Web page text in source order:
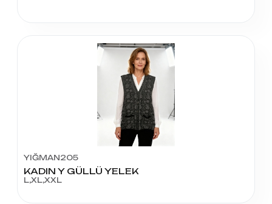
YIĞMAN205
KADIN Y GÜLLÜ YELEK
L,XL,XXL